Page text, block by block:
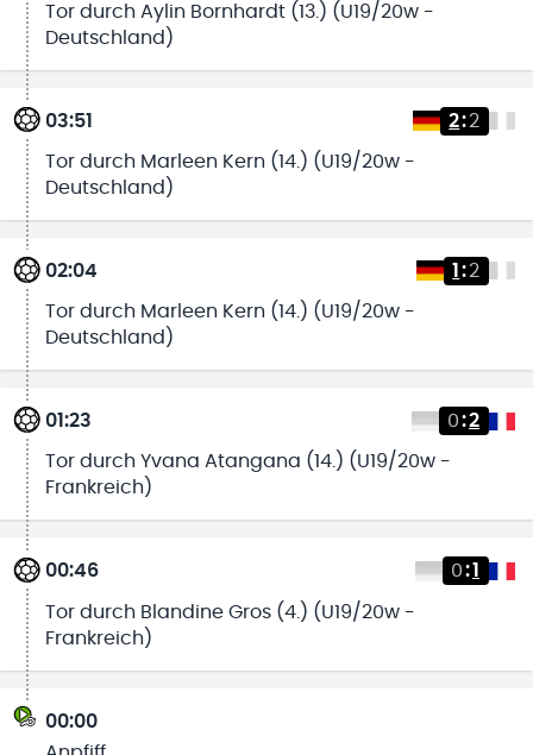
Tor durch Aylin Bornhardt (13.) (U19/20w -
Deutschland)
03:51 2:2
Tor durch Marleen Kern (14.) (U19/20w -
Deutschland)
02:04 1 :2
Tor durch Marleen Kern (14.) (U19/20w -
Deutschland)
01:23 0:2
Tor durch Yvana Atangana (14.) (U19/20w -
Frankreich)
00:46 0:1
Tor durch Blandine Gros (4.) (U19/20w -
Frankreich)
00:00